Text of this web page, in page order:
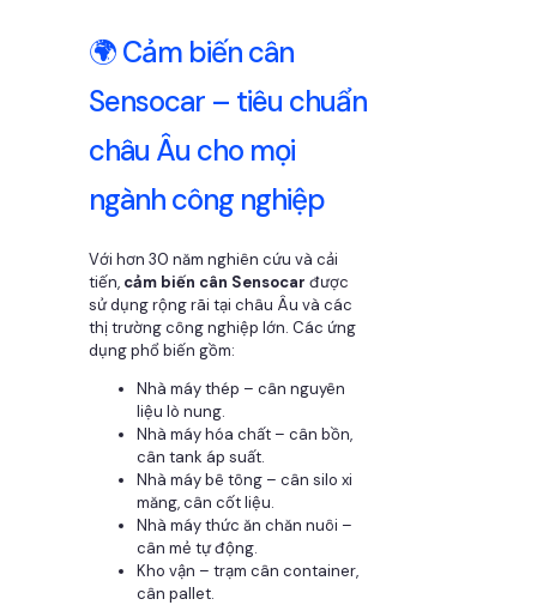
🌍 Cảm biến cân
Sensocar – tiêu chuẩn
châu Âu cho mọi
ngành công nghiệp
Với hơn 30 năm nghiên cứu và cải
tiến, cảm biến cân Sensocar được
sử dụng rộng rãi tại châu Âu và các
thị trường công nghiệp lớn. Các ứng
dụng phổ biến gồm:
Nhà máy thép – cân nguyên
liệu lò nung.
Nhà máy hóa chất – cân bồn,
cân tank áp suất.
Nhà máy bê tông – cân silo xi
măng, cân cốt liệu.
Nhà máy thức ăn chăn nuôi –
cân mẻ tự động.
Kho vận – trạm cân container,
cân pallet.